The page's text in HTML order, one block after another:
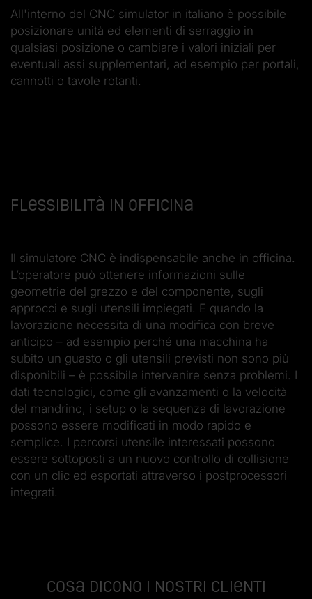
All'interno del CNC simulator in italiano è possibile
posizionare unità ed elementi di serraggio in
qualsiasi posizione o cambiare i valori iniziali per
eventuali assi supplementari, ad esempio per portali,
cannotti o tavole rotanti.
Flessibilità in officina
Il simulatore CNC è indispensabile anche in officina.
L’operatore può ottenere informazioni sulle
geometrie del grezzo e del componente, sugli
approcci e sugli utensili impiegati. E quando la
lavorazione necessita di una modifica con breve
anticipo – ad esempio perché una macchina ha
subito un guasto o gli utensili previsti non sono più
disponibili – è possibile intervenire senza problemi. I
dati tecnologici, come gli avanzamenti o la velocità
del mandrino, i setup o la sequenza di lavorazione
possono essere modificati in modo rapido e
semplice. I percorsi utensile interessati possono
essere sottoposti a un nuovo controllo di collisione
con un clic ed esportati attraverso i postprocessori
integrati.
Cosa dicono i nostri clienti